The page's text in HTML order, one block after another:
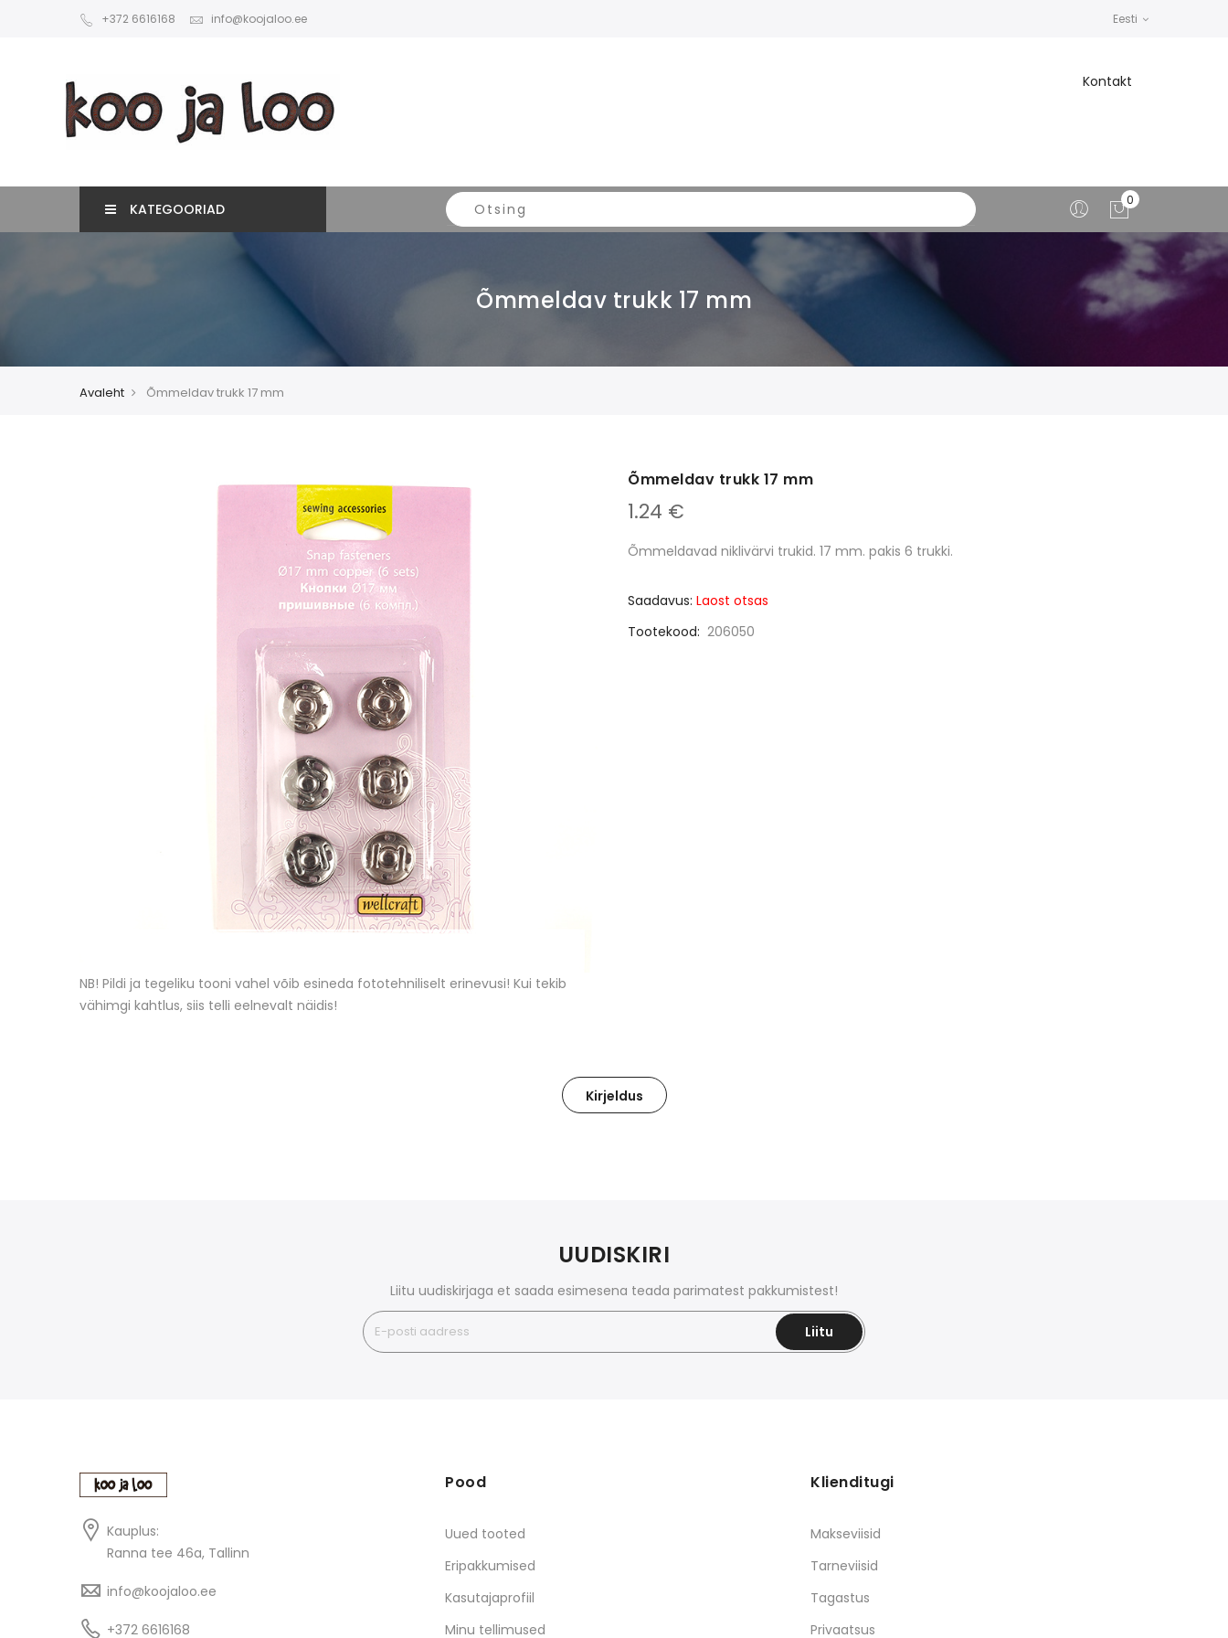
+372 6616168 info@koojaloo.ee Eesti
Kontakt
KATEGOORIAD
Õmmeldav trukk 17 mm
Avaleht Õmmeldav trukk 17 mm
NB! Pildi ja tegeliku tooni vahel võib esineda fototehniliselt erinevusi! Kui tekib
vähimgi kahtlus, siis telli eelnevalt näidis!
Õmmeldav trukk 17 mm
1.24 €
Õmmeldavad niklivärvi trukid. 17 mm. pakis 6 trukki.
Saadavus: Laost otsas
Tootekood 206050
Kirjeldus
UUDISKIRI
Liitu uudiskirjaga et saada esimesena teada parimatest pakkumistest!
Liitu
Kauplus:
Ranna tee 46a, Tallinn
info@koojaloo.ee
+372 6616168
Pood
Uued tooted
Eripakkumised
Kasutajaprofiil
Minu tellimused
Klienditugi
Makseviisid
Tarneviisid
Tagastus
Privaatsus